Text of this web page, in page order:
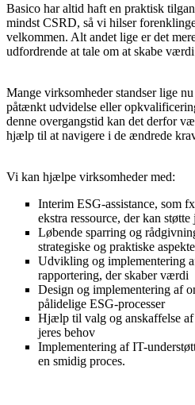
Basico har altid haft en praktisk
mindst CSRD, så vi hilser
velkommen. Alt andet lige er det
udfordrende at tale om at skabe
Mange virksomheder standser lige
påtænkt udvidelse eller
denne overgangstid kan det derfor
hjælp til at navigere i de ændrede
Vi kan hjælpe virksomheder med:
Interim ESG-assistance, som
ekstra ressource, der kan
Løbende sparring og
strategiske og praktiske
Udvikling og implementering
rapportering, der skaber værdi
Design og implementering af
pålidelige ESG-processer
Hjælp til valg og anskaffelse
jeres behov
Implementering af IT-
en smidig proces.